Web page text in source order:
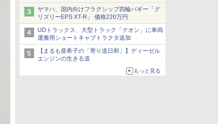
ックベースの観光・旅客輸送向けバス
ヤマハ、国内向けフラグシップ四輪バギー「グ
リズリーEPS XT-R」 価格220万円
UDトラックス、大型トラック「クオン」に車両
運搬用ショートキャブトラクタ追加
【まるも亜希子の「寄り道日和」】ディーゼル
エンジンの生きる道
もっと見る